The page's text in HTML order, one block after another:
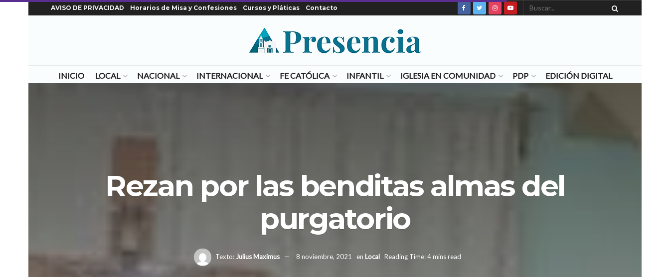
AVISO DE PRIVACIDAD Horarios de Misa y Confesiones Cursos y Pláticas Contacto
INICIO LOCAL NACIONAL INTERNACIONAL FE CATÓLICA INFANTIL IGLESIA EN COMUNIDAD PDP EDICIÓN DIGITAL
Rezan por las benditas almas del
purgatorio
Texto: Julius Maximus 8 noviembre, 2021 en Local Reading Time: 4 mins read